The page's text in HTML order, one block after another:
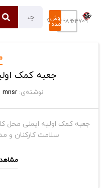
۰۹۳۹۸۹۶۴۷۰۹
فروش
عمده
جعبه کمک
نوشته‌ی: mnsr
جعبه کمک اولیه ایمنی محل
سلامت کارکنان و